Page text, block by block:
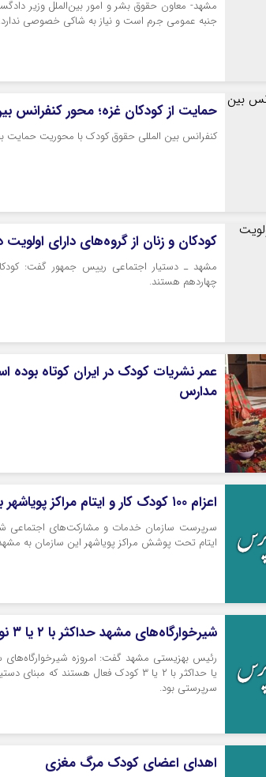
مشهد- معاون حقوق بشر و امور بین‌الملل وزیر
جنبه عمومی جرم است و نیاز به شاکی خصوصی ندارد.
حمایت از کودکان غزه؛ محور کنفرانس
کنفرانس بین المللی حقوق کودک با محوریت حمایت
کودکان و زنان از گروه‌های دارای
مشهد ـ دستیار اجتماعی رییس جمهور گفت:
چهاردهم هستند.
عمر نشریات کودک در ایران کوتاه
مدارس
اعزام ۱۰۰ کودک کار و ایتام مراکز پویاشهر به شهر مقدس مشهد
ایتام تحت پوشش مراکز پویاشهر این سازمان به
شیرخوارگاه‌های مشهد حداکثر با ۲ یا ۳ نوزاد فعال هستند
رئیس بهزیستی مشهد گفت: امروزه شیرخوارگاه‌های
یا حداکثر با ۲ یا ۳ کودک فعال هستند
سرپرستی بود.
اهدای اعضای کودک مرگ مغزی